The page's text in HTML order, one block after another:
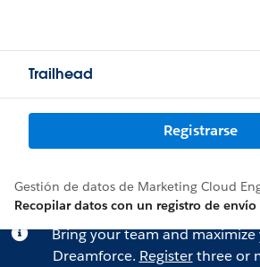
Trailhead
Registrarse
Gestión de datos de Marketing Cloud
Recopilar datos con un registro de envío
Bring your team and
Dreamforce. Registerthree or